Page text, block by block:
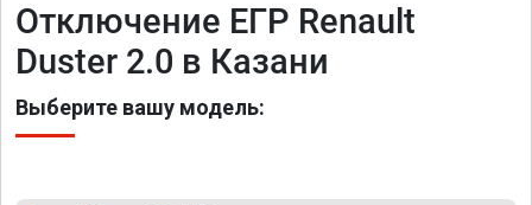
Отключение ЕГР Renault
Duster 2.0 в Казани
Выберите вашу модель: